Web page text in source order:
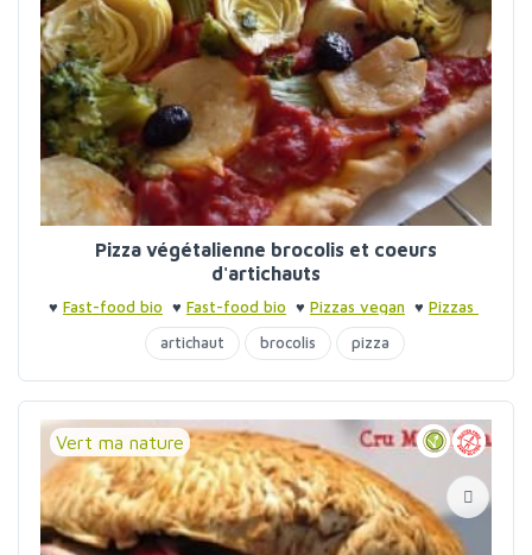
Pizza végétalienne brocolis et coeurs
d'artichauts
♥ Fast-food bio ♥ Fast-food bio ♥ Pizzas vegan ♥ Pizzas
artichaut
brocolis pizza
Vert ma nature